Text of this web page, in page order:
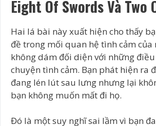
Eight Of Swords Và Two
Hai lá bài này xuất hiện cho thấy
đề trong mối quan hệ tình cảm của
không dám đối diện với những
chuyện tình cảm. Bạn phát hiện ra
đang lén lút sau lưng nhưng lại
bạn không muốn mất đi họ.
Đó là một suy nghĩ sai lầm vì bạn